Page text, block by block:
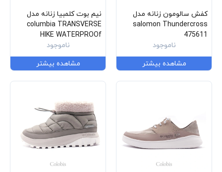
کفش سالومون زنانه مدل
salomon Thundercross
475611
ناموجود
مشاهده بیشتر
نیم بوت کلمبیا زنانه مدل
columbia TRANSVERSE
HIKE WATERPROOf
BL7619-010ناموجود
مشاهده بیشتر